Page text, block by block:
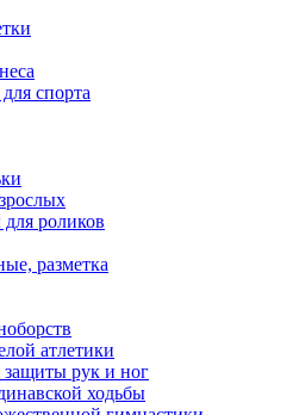
спорта
роликов
разметка
атлетики
защиты рук и ног
ходьбы